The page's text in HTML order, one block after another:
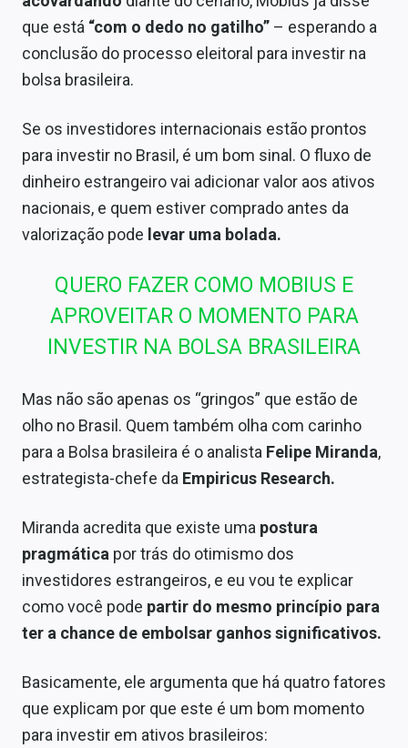
que está “com o dedo no gatilho” – esperando a
conclusão do processo eleitoral para investir na
bolsa brasileira.
Se os investidores internacionais estão prontos
para investir no Brasil, é um bom sinal. O fluxo de
dinheiro estrangeiro vai adicionar valor aos ativos
nacionais, e quem estiver comprado antes da
valorização pode levar uma bolada.
QUERO FAZER COMO MOBIUS E
APROVEITAR O MOMENTO PARA
INVESTIR NA BOLSA BRASILEIRA
Mas não são apenas os “gringos” que estão de
olho no Brasil. Quem também olha com carinho
para a Bolsa brasileira é o analista Felipe Miranda,
estrategista-chefe da Empiricus Research.
Miranda acredita que existe uma postura
pragmática por trás do otimismo dos
investidores estrangeiros, e eu vou te explicar
como você pode partir do mesmo princípio para
ter a chance de embolsar ganhos significativos.
Basicamente, ele argumenta que há quatro fatores
que explicam por que este é um bom momento
para investir em ativos brasileiros: